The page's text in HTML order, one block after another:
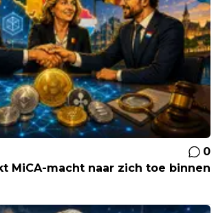
0
MiCA-macht naar zich toe binnen